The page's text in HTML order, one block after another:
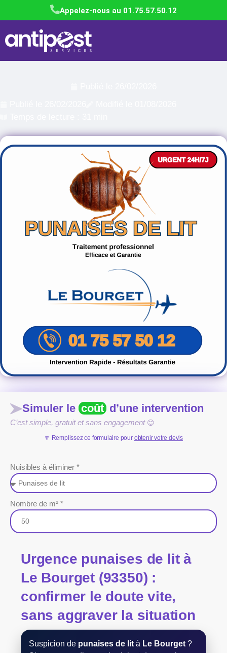
Appelez-nous au 01.75.57.50.12
Simuler le coût d’une intervention
C’est simple, gratuit et sans engagement 😊
🔽 Remplissez ce formulaire pour obtenir votre devis
Nuisibles à éliminer *
Nombre de m² *
Urgence punaises de lità
Le Bourget (93350) :
confirmer le doute vite,
sans aggraver la situation
Suspicion de punaises de lit à Le Bourget ?